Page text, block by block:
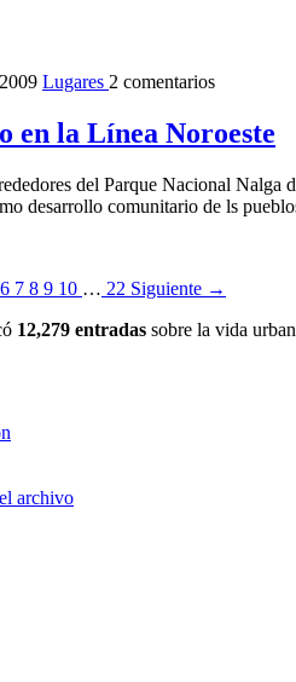
Lugares 2 comentarios
en la Línea Noroeste
del Parque Nacional Nalga
desarrollo comunitario de ls
6 7 8 9 10 … 22 Siguiente →
12,279 entradas sobre la vida
archivo